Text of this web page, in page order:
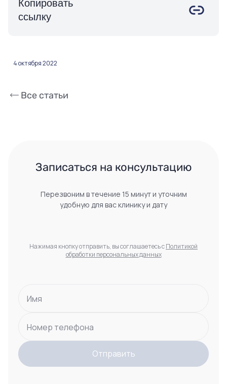
Копировать
ссылку
4 октября 2022
Все статьи
Записаться на консультацию
Перезвоним в течение 15 минут и уточним
удобную для вас клинику и дату
Нажимая кнопку отправить, вы соглашаетесь сПолитикой
обработки персональных данных
Имя
Номер телефона
Отправить